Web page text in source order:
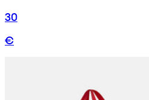
30
€